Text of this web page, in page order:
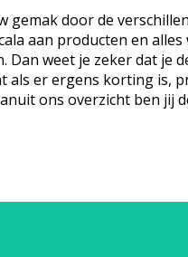
gemak door de
aan producten en
Dan weet je zeker dat je
als er ergens korting is,
ons overzicht ben jij